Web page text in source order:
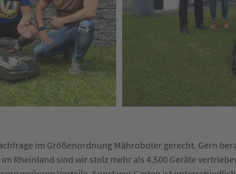
im Größenordnung Mähroboter gerecht. Gern
Rheinland sind wir stolz mehr als 4.500 Geräte